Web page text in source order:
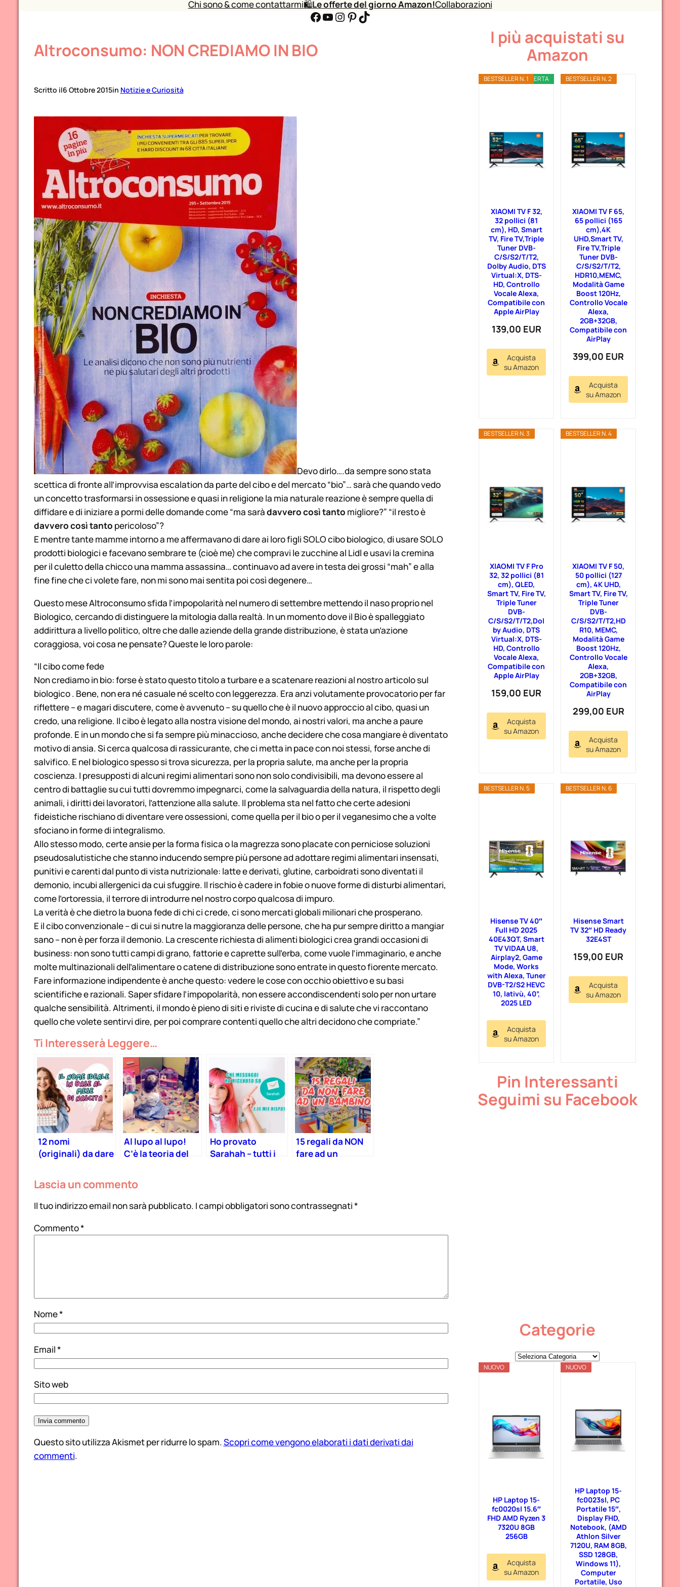
Chi sono & come contattarmi🛍️Le offerte del giorno Amazon!Collaborazioni
Facebook YouTube Instagram Pinterest TikTok
Altroconsumo: NON CREDIAMO IN BIO
Scritto il6 Ottobre 2015in Notizie e Curiosità
Devo dirlo….da sempre sono stata
scettica di fronte all’improvvisa escalation da parte del cibo e del mercato “bio”… sarà che quando vedo
un concetto trasformarsi in ossessione e quasi in religione la mia naturale reazione è sempre quella di
diffidare e di iniziare a pormi delle domande come “ma saràdavverocosì tanto migliore?” “il resto è
davverocosì tanto pericoloso”?
E mentre tante mamme intorno a me affermavano di dare ai loro figli SOLO cibo biologico, di usare SOLO
prodotti biologici e facevano sembrare te (cioè me) che compravi le zucchine al Lidl e usavi la cremina
per il culetto della chicco una mamma assassina… continuavo ad avere in testa dei grossi “mah” e alla
fine fine che ci volete fare, non mi sono mai sentita poi così degenere…
Questo mese Altroconsumo sfida l’impopolarità nel numero di settembre mettendo il naso proprio nel
Biologico, cercando di distinguere la mitologia dalla realtà. In un momento dove il Bio è spalleggiato
addirittura a livello politico, oltre che dalle aziende della grande distribuzione, è stata un’azione
coraggiosa, voi cosa ne pensate? Queste le loro parole:
“Il cibo come fede
Non crediamo in bio: forse è stato questo titolo a turbare e a scatenare reazioni al nostro articolo sul
biologico . Bene, non era né casuale né scelto con leggerezza. Era anzi volutamente provocatorio per far
riflettere – e magari discutere, come è avvenuto – su quello che è il nuovo approccio al cibo, quasi un
credo, una religione. Il cibo è legato alla nostra visione del mondo, ai nostri valori, ma anche a paure
profonde. E in un mondo che si fa sempre più minaccioso, anche decidere che cosa mangiare è diventato
motivo di ansia. Si cerca qualcosa di rassicurante, che ci metta in pace con noi stessi, forse anche di
salvifico. E nel biologico spesso si trova sicurezza, per la propria salute, ma anche per la propria
coscienza. I presupposti di alcuni regimi alimentari sono non solo condivisibili, ma devono essere al
centro di battaglie su cui tutti dovremmo impegnarci, come la salvaguardia della natura, il rispetto degli
animali, i diritti dei lavoratori, l’attenzione alla salute. Il problema sta nel fatto che certe adesioni
fideistiche rischiano di diventare vere ossessioni, come quella per il bio o per il veganesimo che a volte
sfociano in forme di integralismo.
Allo stesso modo, certe ansie per la forma fisica o la magrezza sono placate con perniciose soluzioni
pseudosalutistiche che stanno inducendo sempre più persone ad adottare regimi alimentari insensati,
punitivi e carenti dal punto di vista nutrizionale: latte e derivati, glutine, carboidrati sono diventati il
demonio, incubi allergenici da cui sfuggire. Il rischio è cadere in fobie o nuove forme di disturbi alimentari,
come l’ortoressia, il terrore di introdurre nel nostro corpo qualcosa di impuro.
La verità è che dietro la buona fede di chi ci crede, ci sono mercati globali milionari che prosperano.
E il cibo convenzionale – di cui si nutre la maggioranza delle persone, che ha pur sempre diritto a mangiar
sano – non è per forza il demonio. La crescente richiesta di alimenti biologici crea grandi occasioni di
business: non sono tutti campi di grano, fattorie e caprette sull’erba, come vuole l’immaginario, e anche
molte multinazionali dell’alimentare o catene di distribuzione sono entrate in questo fiorente mercato.
Fare informazione indipendente è anche questo: vedere le cose con occhio obiettivo e su basi
scientifiche e razionali. Saper sfidare l’impopolarità, non essere accondiscendenti solo per non urtare
qualche sensibilità. Altrimenti, il mondo è pieno di siti e riviste di cucina e di salute che vi raccontano
quello che volete sentirvi dire, per poi comprare contenti quello che altri decidono che compriate.”
Ti Interesserà Leggere…
12 nomi
(originali) da dare
base al mese di
nascita!
Al lupo al lupo!
C’è la teoria del
Ho provato
Sarahah – tutti i
15 regali da NON
fare ad un
Lascia un commento
Il tuo indirizzo email non sarà pubblicato. I campi obbligatori sono contrassegnati*
Commento*
Nome*
Email*
Sito web
Questo sito utilizza Akismet per ridurre lo spam.Scopri come vengono elaborati i dati derivati dai
commenti.
I più acquistati su
Amazon
OFFERTA
BESTSELLER N. 1
XIAOMI TV F 32,
32 pollici (81
cm), HD, Smart
TV, Fire TV,Triple
Tuner DVB-
C/S/S2/T/T2,
Dolby Audio, DTS
Virtual:X, DTS-
HD, Controllo
Vocale Alexa,
Compatibile con
Apple AirPlay
139,00 EUR
Acquista
su Amazon
BESTSELLER N. 2
XIAOMI TV F 65,
65 pollici (165
cm),4K
UHD,Smart TV,
Fire TV,Triple
Tuner DVB-
C/S/S2/T/T2,
HDR10,MEMC,
Modalità Game
Boost 120Hz,
Controllo Vocale
Alexa,
2GB+32GB,
Compatibile con
AirPlay
399,00 EUR
Acquista
su Amazon
BESTSELLER N. 3
XIAOMI TV F Pro
32, 32 pollici (81
cm), QLED,
Smart TV, Fire TV,
Triple Tuner
DVB-
C/S/S2/T/T2,Dol
by Audio, DTS
Virtual:X, DTS-
HD, Controllo
Vocale Alexa,
Compatibile con
Apple AirPlay
159,00 EUR
Acquista
su Amazon
BESTSELLER N. 4
XIAOMI TV F 50,
50 pollici (127
cm), 4K UHD,
Smart TV, Fire TV,
Triple Tuner
DVB-
C/S/S2/T/T2,HD
R10, MEMC,
Modalità Game
Boost 120Hz,
Controllo Vocale
Alexa,
2GB+32GB,
Compatibile con
AirPlay
299,00 EUR
Acquista
su Amazon
BESTSELLER N. 5
Hisense TV 40″
Full HD 2025
40E43QT, Smart
TV VIDAA U8,
Airplay2, Game
Mode, Works
with Alexa, Tuner
DVB-T2/S2 HEVC
10, lativù, 40”,
2025 LED
Acquista
su Amazon
BESTSELLER N. 6
Hisense Smart
TV 32″ HD Ready
32E4ST
159,00 EUR
Acquista
su Amazon
Pin Interessanti
Seguimi su Facebook
Categorie
C
o
r
i
NUOVO
HP Laptop 15-
fc0020sl 15.6″
FHD AMD Ryzen 3
7320U 8GB
256GB
Acquista
su Amazon
NUOVO
HP Laptop 15-
fc0023sl, PC
Portatile 15″,
Display FHD,
Notebook, (AMD
Athlon Silver
7120U, RAM 8GB,
SSD 128GB,
Windows 11),
Computer
Portatile, Uso